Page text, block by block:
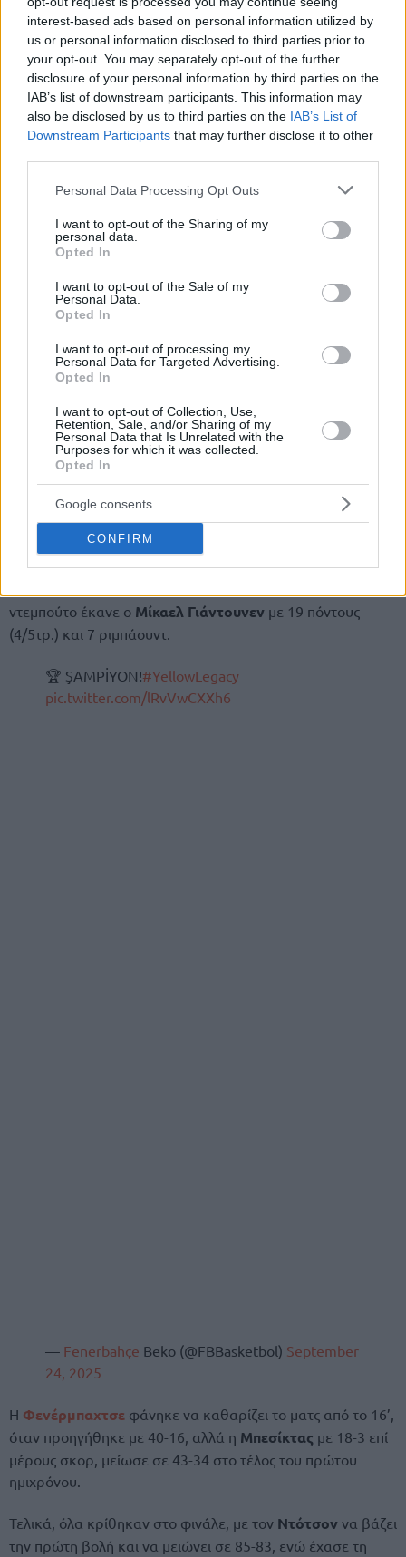
interest-based ads based on personal information utilized by
us or personal information disclosed to third parties prior to
your opt-out. You may separately opt-out of the further
disclosure of your personal information by third parties on the
IAB’s list of downstream participants. This information may
also be disclosed by us to third parties on the IAB’s List of
Downstream Participants that may further disclose it to other
Please note that this website/app uses one or more Google
not limited to your visit or usage behaviour. You may click to
grant or deny consent to Google and its third-party tags to
use your data for below specified purposes in below Google
consent section.
Personal Data Processing Opt Outs
I want to opt-out of the Sharing of my
personal data.
Opted In
I want to opt-out of the Sale of my
Personal Data.
Opted In
I want to opt-out of processing my
Personal Data for Targeted Advertising.
Opted In
I want to opt-out of Collection, Use,
Retention, Sale, and/or Sharing of my
Personal Data that Is Unrelated with the
Purposes for which it was collected.
Opted In
Google consents
CONFIRM
Ντέβον Χολήταν ο πρώτος σκόρερ των νικητών με 23
πόντους (4/6τρ.) και τον ακολούθησε οΟυέιντ
ντεμπούτο έκανε ο Μίκαελ Γιάντουνεν με 19 πόντους
(4/5τρ.) και 7 ριμπάουντ.
🏆 ŞAMPİYON!#YellowLegacy
pic.twitter.com/lRvVwCXXh6
— Fenerbahçe Beko (@FBBasketbol) September
24, 2025
Η Φενέρμπαχτσε φάνηκε να καθαρίζει το ματς από το 16’,
όταν προηγήθηκε με 40-16, αλλά η Μπεσίκτας με 18-3 επί
μέρους σκορ, μείωσε σε 43-34 στο τέλος του πρώτου
ημιχρόνου.
Τελικά, όλα κρίθηκαν στο φινάλε, με τον Ντότσον να βάζει
την πρώτη βολή και να μειώνει σε 85-83, ενώ έχασε τη